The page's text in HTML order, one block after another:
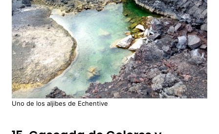
Uno de los aljibes de Echentive